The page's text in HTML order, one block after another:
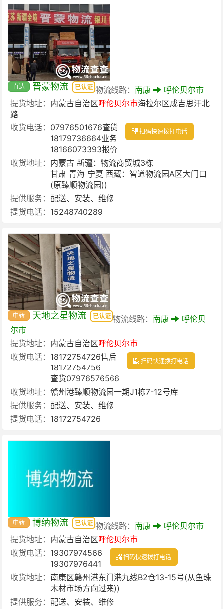
直达 晋蒙物流 已认证 物流线路： 南康
呼伦贝尔市
提货地址： 内蒙古自治区呼伦贝尔市海拉尔区成吉思汗北
路
收货电话： 07976501676查货
18179736664业务
18166073393报价
扫码快速拨打电话
收货地址： 内蒙古 新疆：物流商贸城3栋
甘肃 青海 宁夏 西藏：智道物流园A区大门口
(原臻顺物流园))
提供服务： 配送、安装、维修
提货电话： 15248740289
中转 天地之星物流 已认证 物流线路： 南康
呼伦贝
尔市
提货地址： 内蒙古自治区呼伦贝尔市
收货电话： 18172754726售后
18172754756
查货07976576566
扫码快速拨打电话
收货地址： 赣州港臻顺物流园一期J1栋7-12号库
提供服务： 配送、安装、维修
提货电话： 18172754726
中转 博纳物流 已认证 物流线路： 南康
呼伦贝尔市
提货地址： 内蒙古自治区呼伦贝尔市
收货电话： 19307974566
19307976441
扫码快速拨打电话
收货地址： 南康区赣州港东门港九线B2仓13-15号(从鱼珠
木材市场方向过来))
提供服务： 配送、安装、维修